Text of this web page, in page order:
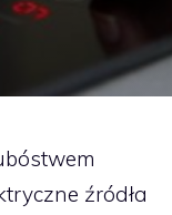
źródła